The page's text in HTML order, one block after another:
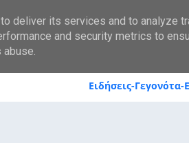
Ειδήσεις-
deliver its services and to analyze
and security metrics to